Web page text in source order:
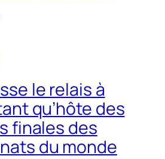
le relais à
qu’hôte des
finales des
du monde